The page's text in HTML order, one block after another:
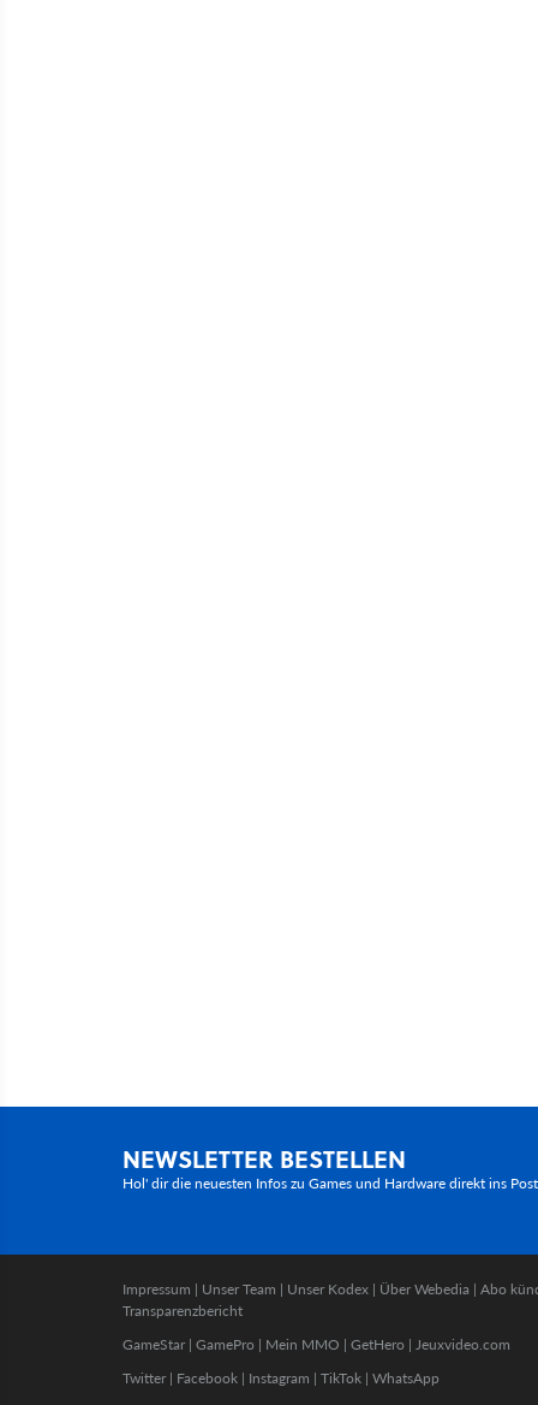
NEWSLETTER BESTELLEN
Hol' dir die neuesten Infos zu Games und Hardware direkt ins
Impressum | Unser Team | Unser Kodex | Über Webedia | Abo
Transparenzbericht
GameStar | GamePro | Mein MMO | GetHero | Jeuxvideo.com
Twitter | Facebook | Instagram | TikTok | WhatsApp